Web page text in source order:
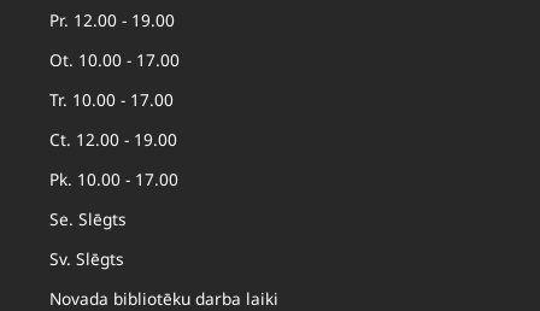
Pr. 12.00 - 19.00
Ot. 10.00 - 17.00
Tr. 10.00 - 17.00
Ct. 12.00 - 19.00
Pk. 10.00 - 17.00
Se. Slēgts
Sv. Slēgts
Novada bibliotēku darba laiki